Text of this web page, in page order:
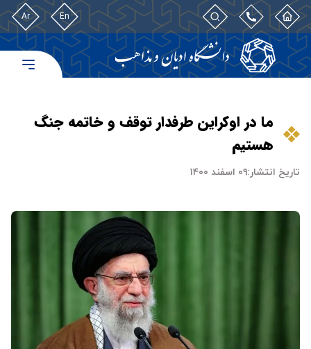
En
Ar
ما در اوکراین طرفدار توقف و خاتمه جنگ
هستیم
تاریخ انتشار:۰۹ اسفند ۱۴۰۰